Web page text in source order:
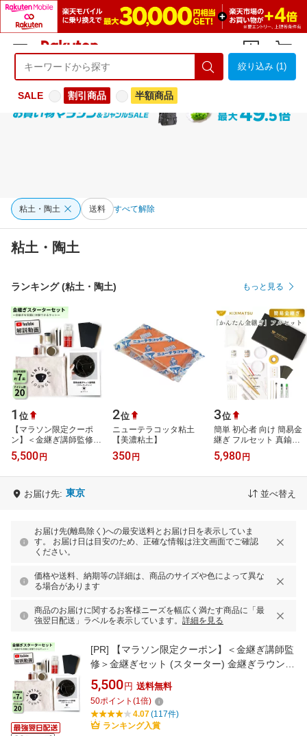
ようこそ 楽天市場へ ログイン
絞り込み (1)
SALE 割引商品 半額商品
粘土・陶土 送料 すべて解除
粘土・陶土
ランキング (粘土・陶土) もっと見る
1 位
【マラソン限定クーポ
ン】＜金継ぎ講師監修＞
金継ぎセット (スタータ
ー) 金継ぎラウンジ 初心
5,500 円
2位
ニューテラコッタ粘土
【美濃粘土】
350 円
3位
簡単 初心者 向け 簡易金
継ぎ フルセット 真鍮紛
使用 金継ぎ 金継ぎキッ
ト 金継ぎセット 送料無
5,980 円
お届け先: 東京 並べ替え
お届け先(離島除く)への最安送料とお届け日を表示していま
す。 お届け日は目安のため、正確な情報は注文画面でご確認
ください。
価格や送料、納期等の詳細は、商品のサイズや色によって異な
る場合があります
商品のお届けに関するお客様ニーズを幅広く満たす商品に「最
強翌日配送」ラベルを表示しています。 詳細を見る
[PR]
【マラソン限定クーポン】＜金継ぎ講師監
修＞金継ぎセット (スターター) 金継ぎラウンジ
初心者 陶器 修復セット 欠け修復 真鍮粉付 工作
キット 趣味 自宅で簡単 補修キット 陶器 器 お
皿 茶碗 修理 修繕 ヒビ 欠け
5,500 円 送料無料
50ポイント (1倍)
4.07(117件)
ランキング入賞